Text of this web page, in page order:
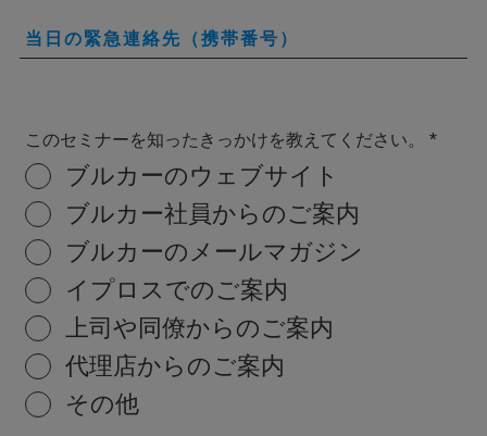
当日の緊急連絡先（携帯番号）
このセミナーを知ったきっかけを教えてください。
ブルカーのウェブサイト
ブルカー社員からのご案内
ブルカーのメールマガジン
イプロスでのご案内
上司や同僚からのご案内
代理店からのご案内
その他